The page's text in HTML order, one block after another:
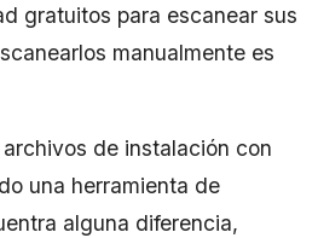
gratuitos para escanear sus
manualmente es
de instalación con
una herramienta de
alguna diferencia,